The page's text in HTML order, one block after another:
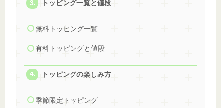
トッピング一覧と値段
無料トッピング一覧
有料トッピングと値段
トッピングの楽しみ方
季節限定トッピング